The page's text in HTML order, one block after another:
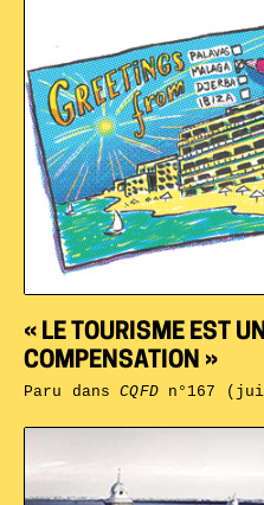
« LE TOURISME EST
COMPENSATION »
Paru dansCQFDn°167